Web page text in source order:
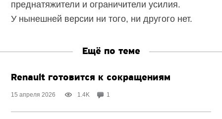
преднатяжители и ограничители усилия.
У нынешней версии ни того, ни другого нет.
Ещё по теме
Renault готовится к сокращениям
15 апреля 2026 1.4K 1